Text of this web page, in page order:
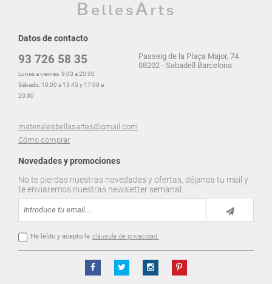
Datos de contacto
93 726 58 35
Lunes a viernes: 9:00 a 20:30
Sábado: 10:00 a 13:45 y 17:00 a
20:30
materialesbellasartes@gmail.com
Cómo comprar
Passeig de la Plaça Major, 74
08202 - Sabadell Barcelona
Novedades y promociones
No te pierdas nuestras novedades y ofertas, déjanos tu mail y
te enviaremos nuestras newsletter semanal.
He leído y acepto la cláusula de privacidad.